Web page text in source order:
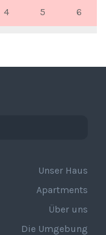
4 5 6
Unser Haus
Apartments
Über uns
Die Umgebung